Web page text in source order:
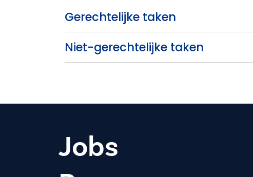
Gerechtelijke taken
Niet-gerechtelijke taken
Jobs